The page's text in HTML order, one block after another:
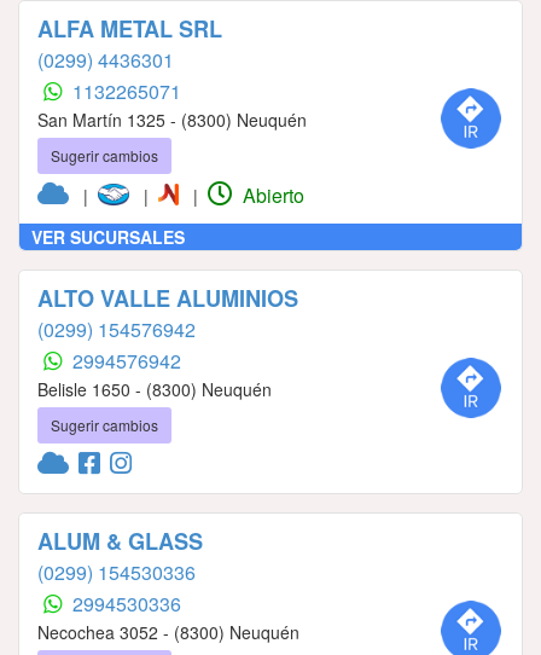
ALFA METAL SRL
(0299) 4436301
1132265071
San Martín 1325 - (8300) Neuquén
Sugerir cambios
| | | Abierto
VER SUCURSALES
ALTO VALLE ALUMINIOS
(0299) 154576942
2994576942
Belisle 1650 - (8300) Neuquén
Sugerir cambios
ALUM & GLASS
(0299) 154530336
2994530336
Necochea 3052 - (8300) Neuquén